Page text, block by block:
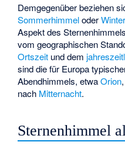
Demgegenüber beziehen
Sommerhimmeloder
Aspekt des
vom geographischen
Ortszeit und dem
sind die für Europa
Abendhimmels, etwaOrion
nach Mitternacht.
Sternenhimmel